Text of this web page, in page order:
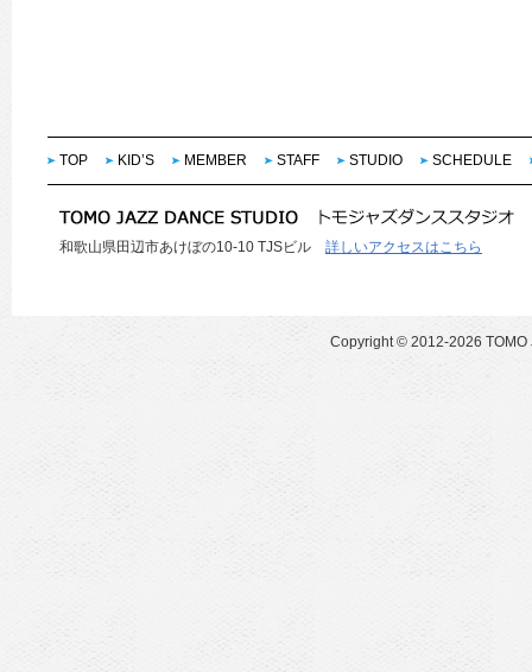
TOP KID’S MEMBER STAFF STUDIO SCHEDULE
和歌山県田辺市あけぼの10-10 TJSビル 詳しいアクセスはこちら
Copyright © 2012-2026 TOMO